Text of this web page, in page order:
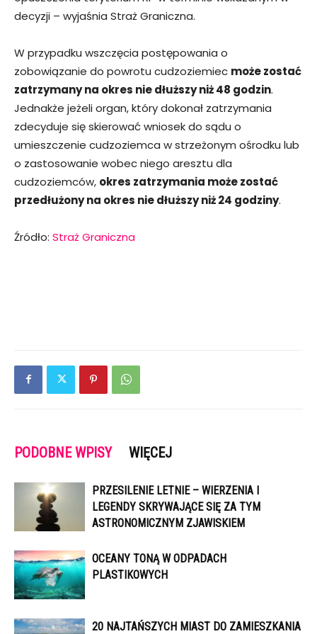
decyzji – wyjaśnia Straż Graniczna.
W przypadku wszczęcia postępowania o
zobowiązanie do powrotu cudzoziemiec może zostać
zatrzymany na okres nie dłuższy niż 48 godzin.
Jednakże jeżeli organ, który dokonał zatrzymania
zdecyduje się skierować wniosek do sądu o
umieszczenie cudzoziemca w strzeżonym ośrodku lub
o zastosowanie wobec niego aresztu dla
cudzoziemców, okres zatrzymania może zostać
przedłużony na okres nie dłuższy niż 24 godziny.
Źródło: Straż Graniczna
PODOBNE WPISY WIĘCEJ
PRZESILENIE LETNIE – WIERZENIA I
LEGENDY SKRYWAJĄCE SIĘ ZA TYM
ASTRONOMICZNYM ZJAWISKIEM
OCEANY TONĄ W ODPADACH
PLASTIKOWYCH
20 NAJTAŃSZYCH MIAST DO ZAMIESZKANIA